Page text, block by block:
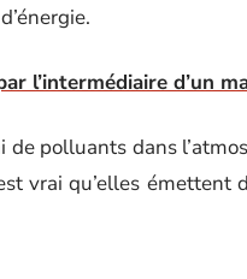
l’intermédiaire d’un
polluants dans
vrai qu’elles émettent